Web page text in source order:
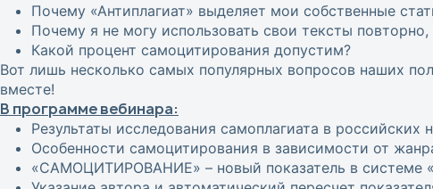
Почему «Антиплагиат» выделяет мои собственные
Почему я не могу использовать свои тексты повторно,
Какой процент самоцитирования допустим?
Вот лишь несколько самых популярных вопросов наших
вместе!
В программе вебинара:
Результаты исследования самоплагиата в российских
Особенности самоцитирования в зависимости от
«САМОЦИТИРОВАНИЕ» – новый показатель в системе